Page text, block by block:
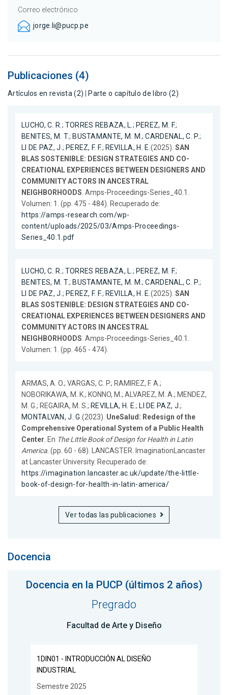
Correo electrónico
jorge.li@pucp.pe
Publicaciones (4)
Artículos en revista (2) Parte o capítulo de libro (2)
LUCHO, C. R. ; TORRES REBAZA, L. ; PEREZ, M. F.;
BENITES, M. T.; BUSTAMANTE, M. M.;CARDENAL, C. P.;
LI DE PAZ, J. ; PEREZ, F. F.; REVILLA, H. E. (2025). SAN
BLAS SOSTENIBLE: DESIGN STRATEGIES AND CO-
CREATIONAL EXPERIENCES BETWEEN DESIGNERS AND
COMMUNITY ACTORS IN ANCESTRAL
NEIGHBORHOODS . Amps-Proceedings-Series_40.1.
Volumen: 1. (pp. 475 - 484). Recuperado de:
https://amps-research.com/wp-
content/uploads/2025/03/Amps-Proceedings-
Series_40.1.pdf
LUCHO, C. R. ; TORRES REBAZA, L. ; PEREZ, M. F.;
BENITES, M. T.; BUSTAMANTE, M. M.;CARDENAL, C. P.;
LI DE PAZ, J. ; PEREZ, F. F.; REVILLA, H. E. (2025). SAN
BLAS SOSTENIBLE: DESIGN STRATEGIES AND CO-
CREATIONAL EXPERIENCES BETWEEN DESIGNERS AND
COMMUNITY ACTORS IN ANCESTRAL
NEIGHBORHOODS . Amps-Proceedings-Series_40.1.
Volumen: 1. (pp. 465 - 474).
ARMAS, A. O.; VARGAS, C. P.; RAMIREZ, F. A.;
NOBORIKAWA, M. K.; KONNO, M.; ALVAREZ, M. A.; MENDEZ,
M. G.; REGAIRA, M. S.; REVILLA, H. E.; LI DE PAZ, J.;
MONTALVAN, J. G. (2023). UneSalud: Redesign of the
Comprehensive Operational System of a Public Health
Center . En The Little Book of Design for Health in Latin
America . (pp. 60 - 68). LANCASTER. ImaginationLancaster
at Lancaster University. Recuperado de:
https://imagination.lancaster.ac.uk/update/the-little-
book-of-design-for-health-in-latin-america/
Ver todas las publicaciones
Docencia
Docencia en la PUCP (últimos 2 años)
Pregrado
Facultad de Arte y Diseño
1DIN01 - INTRODUCCIÓN AL DISEÑO
INDUSTRIAL
Semestre 2025